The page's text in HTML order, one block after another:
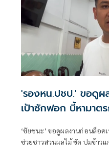
'รองหน.ปชป.' ขอดู
เป้าซักฟอก บี้หามาต
‘ชัยชนะ’ ขอดูผลงานก่อนล็อค
ช่วยชาวสวนผลไม้ ซัด ปมข้าวแ